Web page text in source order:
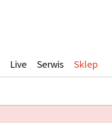
Live Serwis Sklep